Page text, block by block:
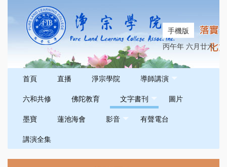
手機版
丙午年 六月廿六
首頁 直播 淨宗學院
導師講演
六和共修
佛陀教育 文字書刊
圖片
墨寶
蓮池海會 影音
有聲電台
講演全集